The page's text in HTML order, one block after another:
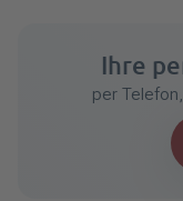
Ihre
per